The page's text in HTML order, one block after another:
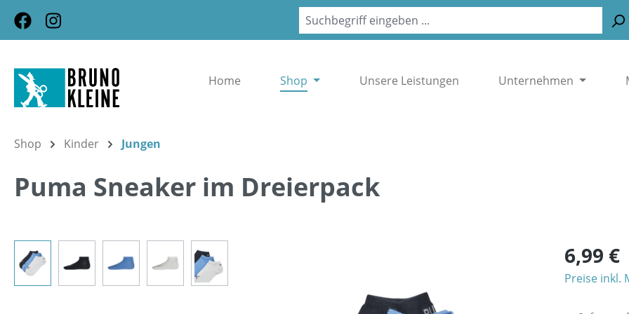
Hauptinhalt springen
Zur Suche springen
Zur Hauptnavigation springen
Home Shop Unsere Leistungen Unternehmen
Shop Kinder Jungen
Puma Sneaker im Dreierpack
Bildergalerie überspringen 6,99 €
Preise inkl.